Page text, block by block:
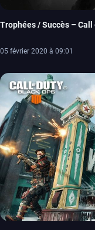
Trophées / Succès – Call
05 février 2020 à 09:01